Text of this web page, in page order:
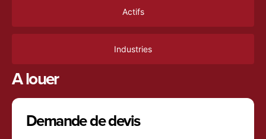
Actifs
Industries
A louer
Demande de devis